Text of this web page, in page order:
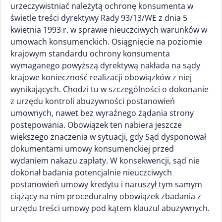
urzeczywistniać należytą ochronę konsumenta w
świetle treści dyrektywy Rady 93/13/WE z dnia 5
kwietnia 1993 r. w sprawie nieuczciwych warunków w
umowach konsumenckich. Osiągnięcie na poziomie
krajowym standardu ochrony konsumenta
wymaganego powyższą dyrektywą nakłada na sądy
krajowe konieczność realizacji obowiązków z niej
wynikających. Chodzi tu w szczególności o dokonanie
z urzędu kontroli abuzywności postanowień
umownych, nawet bez wyraźnego żądania strony
postępowania. Obowiązek ten nabiera jeszcze
większego znaczenia w sytuacji, gdy Sąd dysponował
dokumentami umowy konsumenckiej przed
wydaniem nakazu zapłaty. W konsekwencji, sąd nie
dokonał badania potencjalnie nieuczciwych
postanowień umowy kredytu i naruszył tym samym
ciążący na nim proceduralny obowiązek zbadania z
urzędu treści umowy pod kątem klauzul abuzywnych.